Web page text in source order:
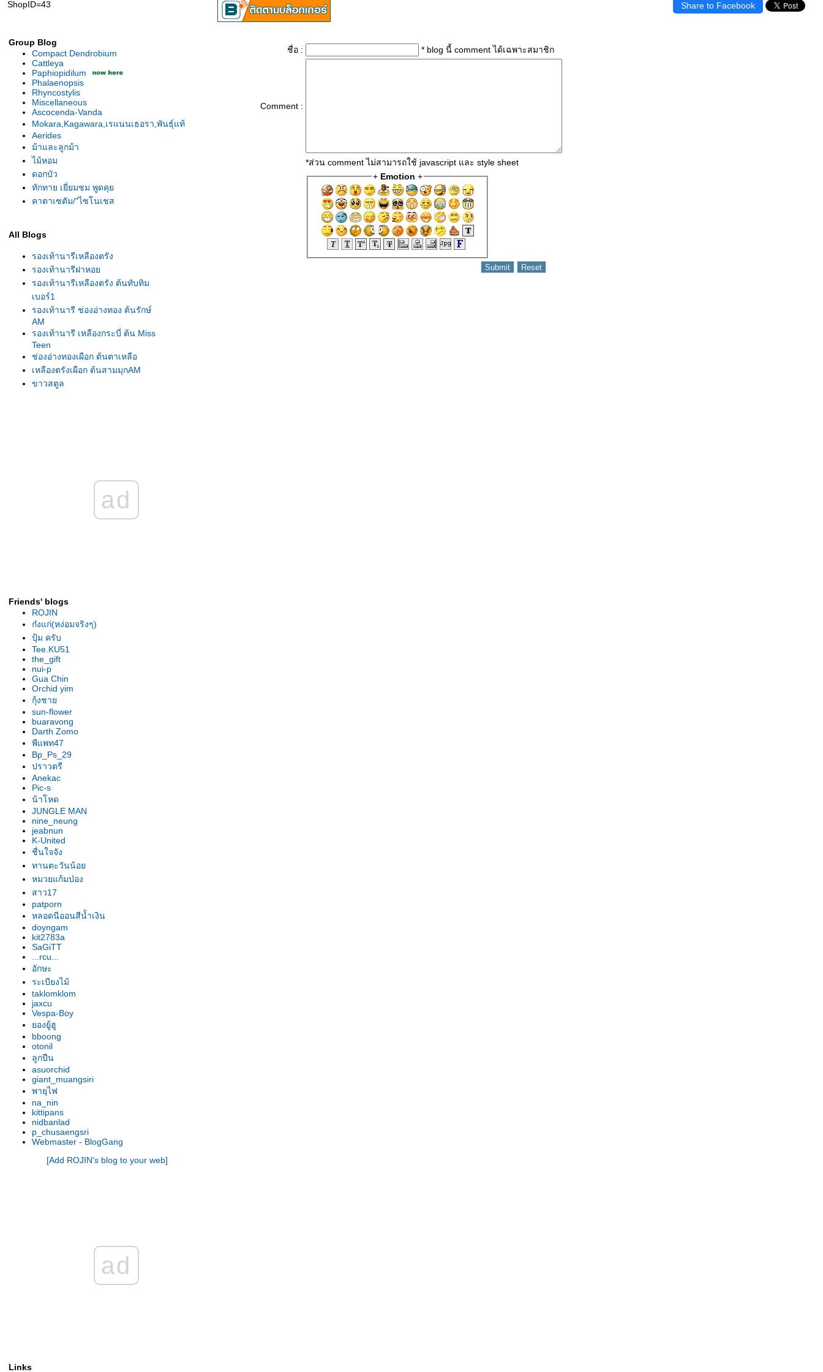
ShopID=43
Group Blog
Compact Dendrobium
Cattleya
Paphiopidilum
Phalaenopsis
Rhyncostylis
Miscellaneous
Ascocenda-Vanda
Mokara,Kagawara,เรแนนเธอรา,พันธุ์แท้
Aerides
ม้าและลูกม้า
ไม้หอม
ดอกบัว
ทักทาย เยี่ยมชม พูดคุ
คาตาเซตัม/"ไซโนเชส
All Blogs
รองเท้านารีเหลืองตรัง
รองเท้านารีฝาหอ
รองเท้านารีเหลืองตรัง ต้นทับทิม
เบอร์1
รองเท้านารี ช่องอ่างทอง ต้นรักษ์
AM
รองเท้านารี เหลืองกระบี่ ต้น Miss
Teen
ช่องอ่างทองเผือก ต้นตาเหลือ
เหลืองตรังเผือก ต้นสามมุกAM
ขาวสตูล
รองเท้านารีเหลืองกระบี่ ต้นกระบี่
รองเท้านารีเหลืองกระบี่ ต้นสนธยา
รองเท้านารี เหลืองกระบี่ ต้น" 2 in
1"
รองเท้านารี ขาวสตูล ต้น
ลาดกระบัง
เหลืองตรัง "The Disc"
เหลืองตรัง " ของแปลก "
รองเท้านารี ฝาหอย 2009
รองเท้านารี ฝาหอย9
รองเท้านารี ฝาหอย2008
รองเท้านารีฝาหอย ที่2ลาดกระบัง
รองเท้านารี เหลีองปราจีน ต้น
สวนหลวง
รองเท้านารี เหลืองปราจีน "
มิตรภาพ "
รองเท้านารีลูกผสม3สา
รองเท้านารี เหลืองปราจีน"อัญชลี"
รองเท้านารี เหลืองปราจีน "กลมบ็
อก"
รองเท้านารี เหลืองปราจีน "สุธี
วรรณ"
รองเท้านารี เหลืองปราจีน "สาธิต"
รองเท้านารี เหลืองปราจีน
"วาสนา"
รองเท้านารี ฝาหอ
รองเท้านารี JC9
รองเท้านารี เหลืองปราจีน
รองเท้านารี JC16
รองเท้านารี JC16
รองเท้านารี เหลืองปราจีน*ช่อง
อ่างทองเผือก
รองเท้านารี เหลืองปราจีน
รองเท้านารี ขาวชุมพร
รองเท้านารี เหลืงกระบี่*เกลาโคไฟ
ลุม
รองเท้านารี เหลืองปราจีน*ช่อง
อ่างทองเผือก
รองเท้านารี เหลืองปราจีน
รองเท้านารี เหลืองปราจีน
รองเท้านารี เหลิองตรัง
รองเท้านารี กระบี่ x เกาโค
รองเท้านารี เหลืองตรัง
รองเท้านารี ขาวชุมพร
รองเท้านารี เหลืองปราจีน x ช่อง
รองเท้านารี ขาวสตูล
รองเท้านารี ดอกเตอร์ แจค
ad
Friends' blogs
ROJIN
ก๋งแก่(หง่อมจริงๆ)
ปุ้ม ครับ
Tee.KU51
the_gift
nui-p
Gua Chin
Orchid yim
กุ้งชา
sun-flower
buaravong
Darth Zomo
พีแพท47
Bp_Ps_29
ปราวตรี
Anekac
Pic-s
น้าโหด
JUNGLE MAN
nine_neung
jeabnun
K-United
ชื่นใจจัง
ทานตะวันน้อ
หมวยแก้มป่อง
สาว17
patporn
หลอดนีออนสีน้ำเงิน
doyngam
kit2783a
SaGiTT
...rcu...
อักษะ
ระเบียงไม้
taklomklom
jaxcu
Vespa-Boy
องยู้ฮู
bboong
otonil
ลูกปืน
asuorchid
giant_muangsiri
พายุไฟ
na_nin
kittipans
nidbanlad
p_chusaengsri
Webmaster - BlogGang
[Add ROJIN's blog to your web]
ad
Links
Share to Facebook
ชื่อ : * blog นี้ comment ได้เฉพาะสมาชิก
Comment :
*ส่วน comment ไม่สามารถใช้ javascript และ style sheet
+ Emotion +